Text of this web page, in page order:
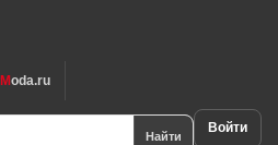
Moda.ru
Найти Войти